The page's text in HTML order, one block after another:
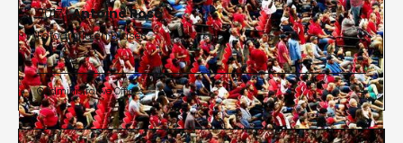
2017 |Antoine Rose
Fotografía en Diasec
Administrative Offices 